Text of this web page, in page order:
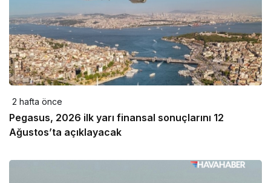
2 hafta önce
Pegasus, 2026 ilk yarı finansal sonuçlarını 12
Ağustos’ta açıklayacak